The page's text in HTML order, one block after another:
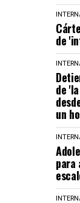
de
de
un
para